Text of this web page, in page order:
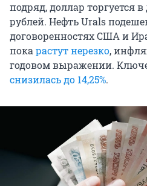
подряд, доллар торгуется
рублей. Нефть Urals
договоренностях США и
покарастут нерезко,
годовом выражении.
снизилась до 14,25%.